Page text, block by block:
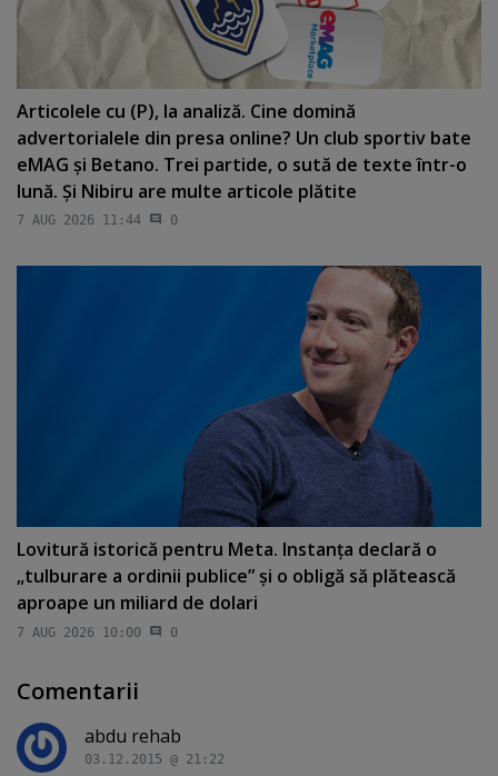
Articolele cu (P), la analiză. Cine domină
advertorialele din presa online? Un club sportiv bate
eMAG şi Betano. Trei partide, o sută de texte într-o
lună. Şi Nibiru are multe articole plătite
7 AUG 2026 11:44 0
Lovitură istorică pentru Meta. Instanţa declară o
„tulburare a ordinii publice” şi o obligă să plătească
aproape un miliard de dolari
7 AUG 2026 10:00 0
Comentarii
abdu rehab
03.12.2015 @ 21:22